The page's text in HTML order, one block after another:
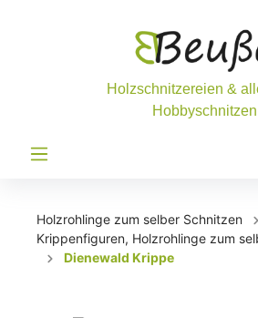
Holzrohlinge zum selber Schnitzen
Krippenfiguren, Holzrohlinge zum
Dienewald Krippe